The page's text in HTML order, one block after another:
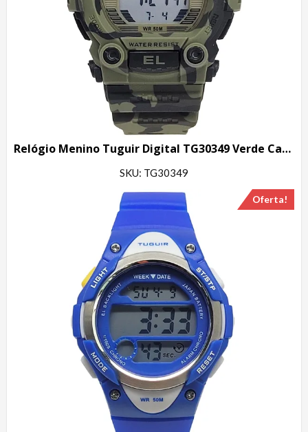
Relógio Menino Tuguir Digital TG30349 Verde Camuflado
SKU: TG30349
Oferta!